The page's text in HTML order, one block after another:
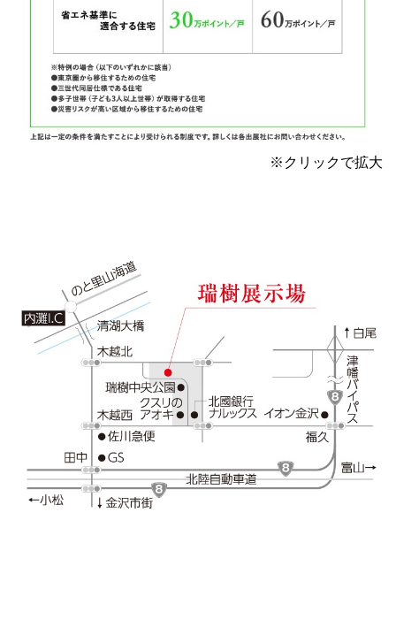
※クリックで拡大